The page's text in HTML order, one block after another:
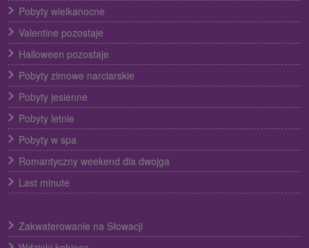
Pobyty wielkanocne
Valentine pozostaje
Halloween pozostaje
Pobyty zimowe narciarskie
Pobyty jesienne
Pobyty letnie
Pobyty w spa
Romantyczny weekend dla dwojga
Last minute
Zakwaterowanie na Słowacji